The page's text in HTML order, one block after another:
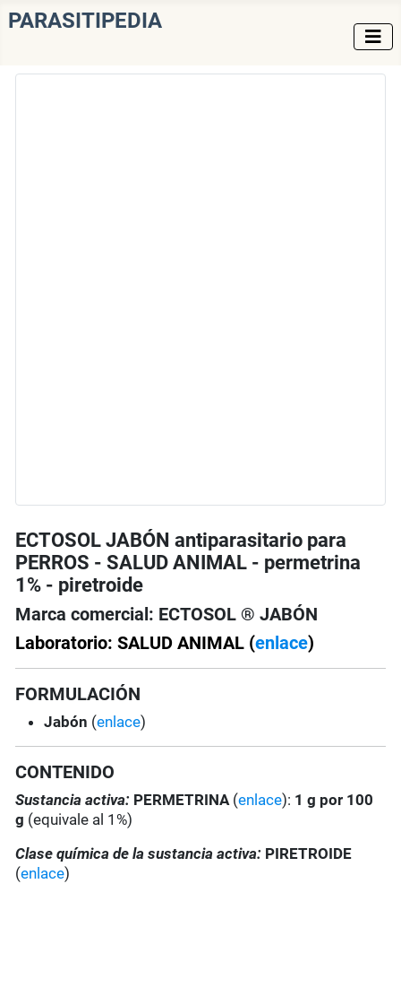
PARASITIPEDIA
ECTOSOL JABÓN antiparasitario para
PERROS - SALUD ANIMAL - permetrina
1% - piretroide
Marca comercial: ECTOSOL ® JABÓN
Laboratorio: SALUD ANIMAL (enlace)
FORMULACIÓN
Jabón (enlace)
CONTENIDO
Sustancia activa: PERMETRINA (enlace): 1 g por 100
g (equivale al 1%)
Clase química de la sustancia activa: PIRETROIDE
(enlace)